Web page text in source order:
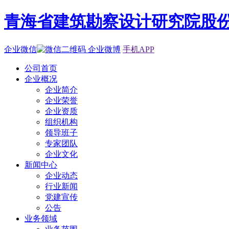
青海省建筑勘察设计研究院股
企业微信 企业微博 手机APP
公司首页
企业概况
企业简介
企业荣誉
企业资质
组织机构
领导班子
专家团队
企业文化
新闻中心
企业动态
行业新闻
党建宣传
公告
业务领域